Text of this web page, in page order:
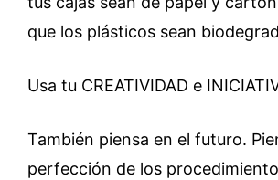
que los plásticos sean
Usa tu CREATIVIDAD e
También piensa en el futuro.
perfección de los